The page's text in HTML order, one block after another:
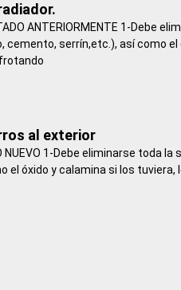
ANTERIORMENTE 1-Debe
cemento, serrín,etc.), así como
al exterior
NUEVO 1-Debe eliminarse toda
el óxido y calamina si los tuviera,